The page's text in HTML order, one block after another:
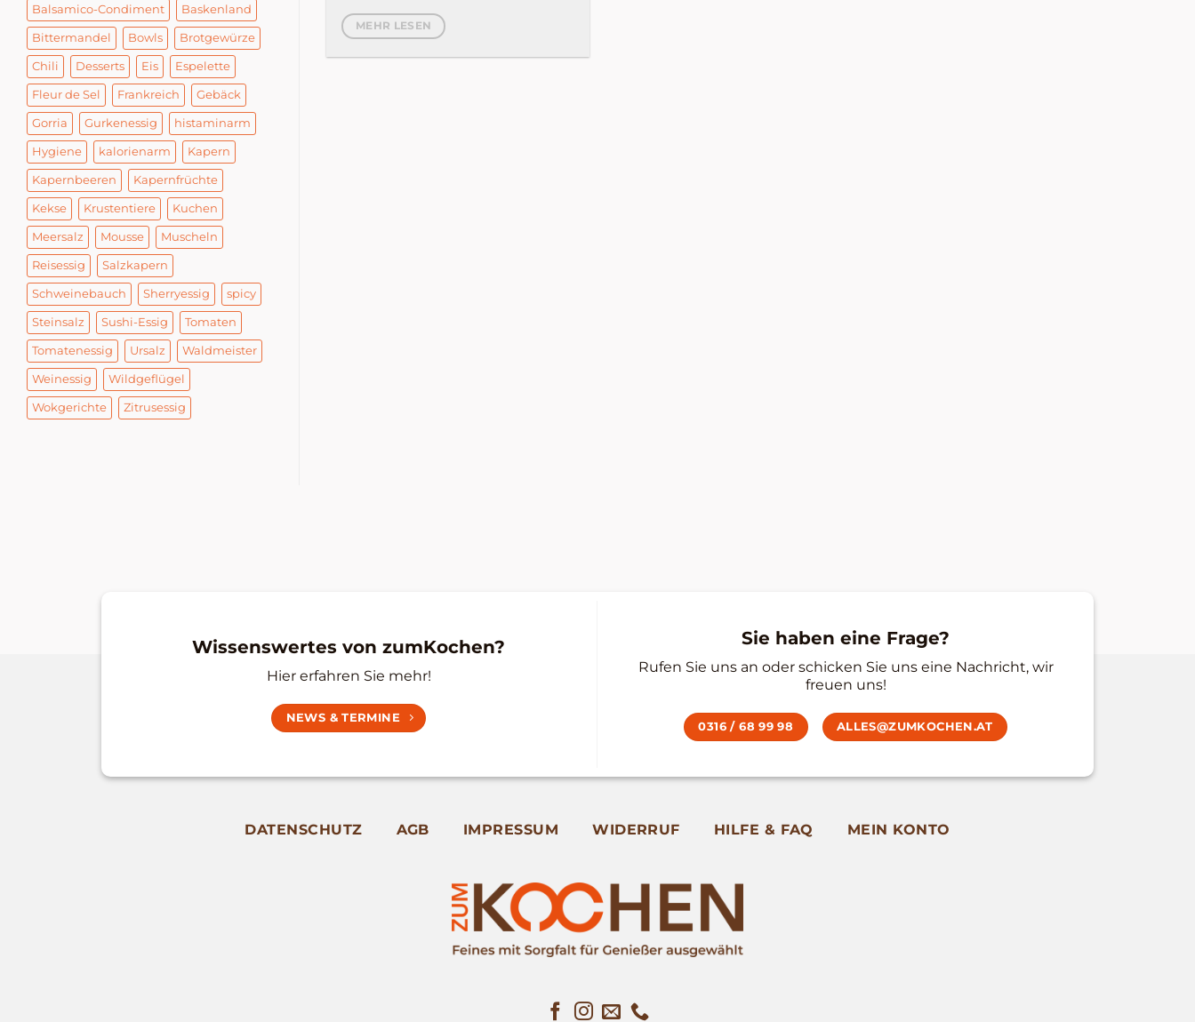
Balsamico-Condiment Baskenland
Bittermandel Bowls Brotgewürze
Chili Desserts Eis Espelette
Fleur de Sel Frankreich Gebäck
Gorria Gurkenessig histaminarm
Hygiene kalorienarm Kapern
Kapernbeeren Kapernfrüchte
Kekse Krustentiere Kuchen
Meersalz Mousse Muscheln
Reisessig Salzkapern
Schweinebauch Sherryessig spicy
Steinsalz Sushi-Essig Tomaten
Tomatenessig Ursalz Waldmeister
Weinessig Wildgeflügel
Wokgerichte Zitrusessig
MEHR LESEN
Wissenswertes von zumKochen?
Hier erfahren Sie mehr!
NEWS & TERMINE
Sie haben eine Frage?
Rufen Sie uns an oder schicken Sie uns eine Nachricht, wir
freuen uns!
0316 / 68 99 98 ALLES@ZUMKOCHEN.AT
DATENSCHUTZ AGB IMPRESSUM WIDERRUF HILFE & FAQ MEIN KONTO